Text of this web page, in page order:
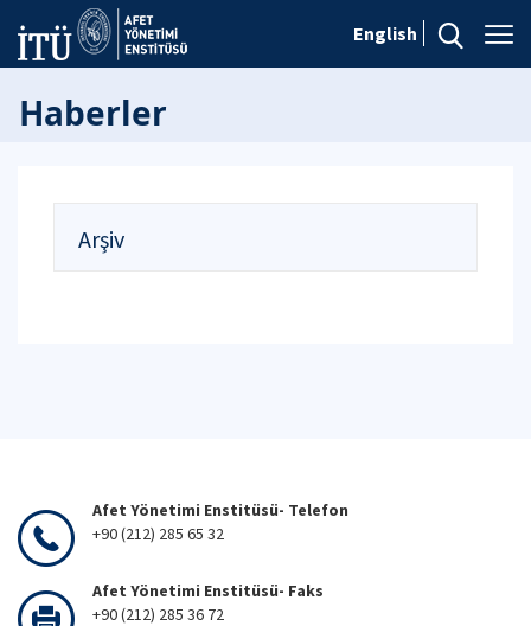
English
Haberler
Arşiv
Afet Yönetimi Enstitüsü- Telefon
+90 (212) 285 65 32
Afet Yönetimi Enstitüsü- Faks
+90 (212) 285 36 72